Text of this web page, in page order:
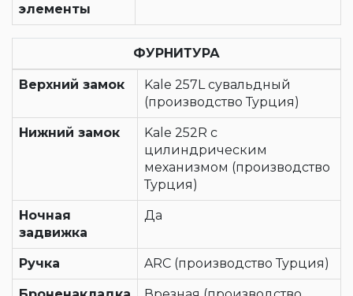
элементы
ФУРНИТУРА
Верхний замок
Kale 257L сувальдный
(производство Турция)
Нижний замок
Kale 252R с
цилиндрическим
механизмом (производство
Турция)
Ночная
задвижка
Да
Ручка ARC (производство Турция)